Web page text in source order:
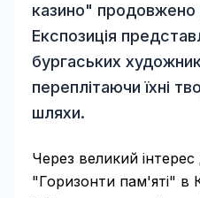
казино" продовжено
Експозиція
бургаських
переплітаючи їхні
шляхи.
Через великий
"Горизонти пам'яті" в